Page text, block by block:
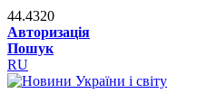
44.4320
Авторизація
Пошук
RU